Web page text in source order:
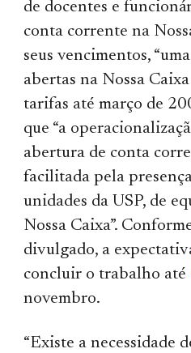
de docentes e
conta corrente na
seus vencimentos,
abertas na Nossa
tarifas até março de
que “a
abertura de conta
facilitada pela
unidades da USP, de
Nossa Caixa”.
divulgado, a
concluir o trabalho até
novembro.
“Existe a necessidade